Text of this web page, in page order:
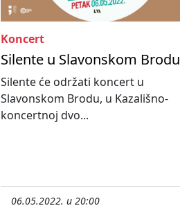
Koncert
Silente u Slavonskom Brodu
Silente će održati koncert u
Slavonskom Brodu, u Kazališno-
koncertnoj dvo...
06.05.2022. u 20:00